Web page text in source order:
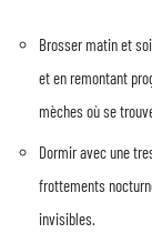
Brosser matin et
et en remontant
mèches où se
Dormir avec une
frottements
invisibles.